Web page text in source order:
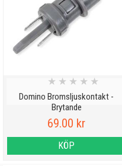
Domino Bromsljuskontakt -
Brytande
★ ★ ★ ★ ★
69.00 kr
KÖP